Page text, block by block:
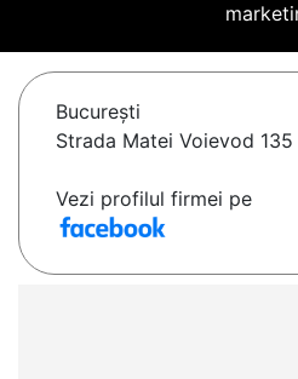
Bucureşti
Strada Matei Voievod 135
Vezi profilul firmei pe